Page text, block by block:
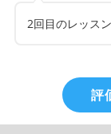
2回目のレッス
評